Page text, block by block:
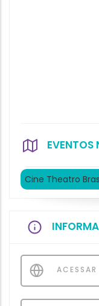
EVENTOS
Cine Theatro